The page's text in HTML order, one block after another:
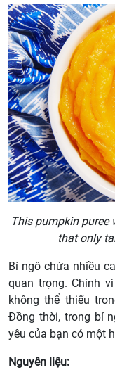
This pumpkin puree
that only
Bí ngô chứa nhiều
quan trọng. Chính
không thể thiếu
Đồng thời, trong bí
yêu của bạn có một
Nguyên liệu: